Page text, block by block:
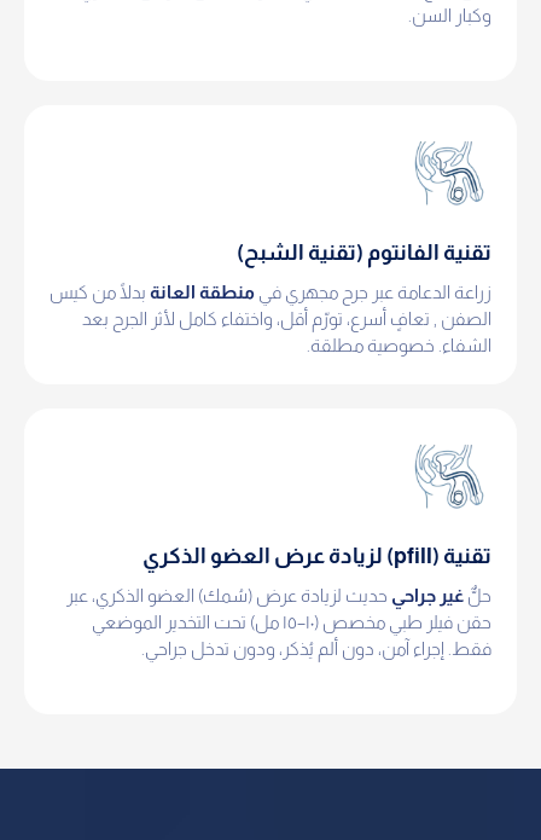
وكبار السن.
تقنية الفانتوم (تقنية الشبح)
زراعة الدعامة عبر جرح مجهري في منطقة العانة بدلًا من كيس
الصفن , تعافٍ أسرع، تورّم أقل، واختفاء كامل لأثر الجرح بعد
الشفاء. خصوصية مطلقة.
تقنية (pfill) لزيادة عرض العضو الذكري
حلٌّ غير جراحي حديث لزيادة عرض (سُمك) العضو الذكري، عبر
حقن فيلر طبي مخصص (١٠–١٥ مل) تحت التخدير الموضعي
فقط. إجراء آمن، دون ألم يُذكر، ودون تدخل جراحي.